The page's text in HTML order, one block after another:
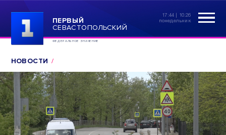
ПЕРВЫЙ
СЕВАСТОПОЛЬСКИЙ
ФЕДЕРАЛЬНОЕ ЗНАЧЕНИЕ
17:44 | 10.26
понедельник
НОВОСТИ